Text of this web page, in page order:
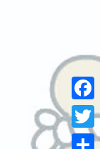
F
a
T